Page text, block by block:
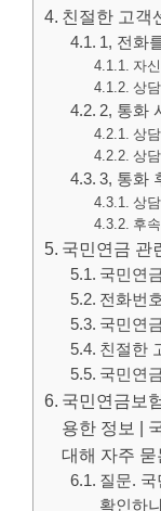
친절한 고객
1, 전화
자
상
2, 통화
상
상
3, 통화
상
후
국민연금 관
국민연
전화번
국민연
친절한
국민연
국민연금보
용한 정보 |
대해 자주
질문.
확인하